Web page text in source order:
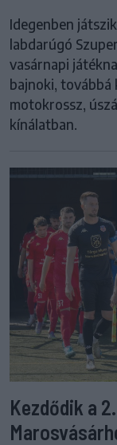
Idegenben játszik
labdarúgó
vasárnapi
bajnoki, továbbá
motokrossz,
kínálatban.
Kezdődik a